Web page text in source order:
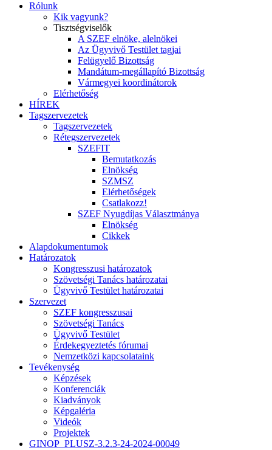
Rólunk
Kik vagyunk?
Tisztségviselők
A SZEF elnöke, alelnökei
Az Ügyvivő Testület tagjai
Felügyelő Bizottság
Mandátum-megállapító Bizottság
Vármegyei koordinátorok
Elérhetőség
HÍREK
Tagszervezetek
Tagszervezetek
Rétegszervezetek
SZEFIT
Bemutatkozás
Elnökség
SZMSZ
Elérhetőségek
Csatlakozz!
SZEF Nyugdíjas Választmánya
Elnökség
Cikkek
Alapdokumentumok
Határozatok
Kongresszusi határozatok
Szövetségi Tanács határozatai
Ügyvivő Testület határozatai
Szervezet
SZEF kongresszusai
Szövetségi Tanács
Ügyvivő Testület
Érdekegyeztetés fórumai
Nemzetközi kapcsolataink
Tevékenység
Képzések
Konferenciák
Kiadványok
Képgaléria
Videók
Projektek
GINOP_PLUSZ-3.2.3-24-2024-00049